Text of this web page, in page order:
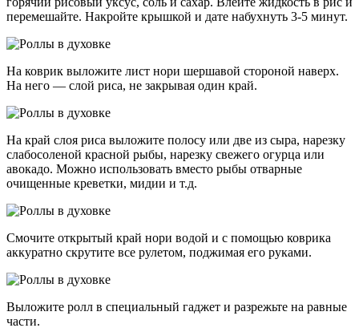
перемешайте. Накройте крышкой и дате набухнуть 3-5 минут.
На коврик выложите лист нори шершавой стороной наверх.
На него — слой риса, не закрывая один край.
На край слоя риса выложите полосу или две из сыра, нарезку
слабосоленой красной рыбы, нарезку свежего огурца или
авокадо. Можно использовать вместо рыбы отварные
очищенные креветки, мидии и т.д.
Смочите открытый край нори водой и с помощью коврика
аккуратно скрутите все рулетом, поджимая его руками.
Выложите ролл в специальный гаджет и разрежьте на равные
части.